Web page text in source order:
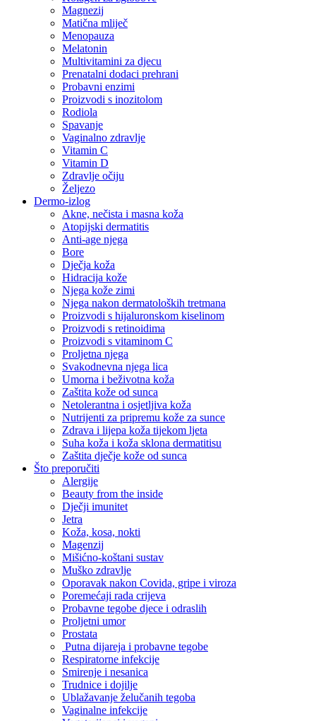
Magnezij
Matična mliječ
Menopauza
Melatonin
Multivitamini za djecu
Prenatalni dodaci prehrani
Probavni enzimi
Proizvodi s inozitolom
Rodiola
Spavanje
Vaginalno zdravlje
Vitamin C
Vitamin D
Zdravlje očiju
Željezo
Dermo-izlog
Akne, nečista i masna koža
Atopijski dermatitis
Anti-age njega
Bore
Dječja koža
Hidracija kože
Njega kože zimi
Njega nakon dermatoloških tretmana
Proizvodi s hijaluronskom kiselinom
Proizvodi s retinoidima
Proizvodi s vitaminom C
Proljetna njega
Svakodnevna njega lica
Umorna i beživotna koža
Zaštita kože od sunca
Netolerantna i osjetljiva koža
Nutrijenti za pripremu kože za sunce
Zdrava i lijepa koža tijekom ljeta
Suha koža i koža sklona dermatitisu
Zaštita dječje kože od sunca
Što preporučiti
Alergije
Beauty from the inside
Dječji imunitet
Jetra
Koža, kosa, nokti
Magenzij
Mišićno-koštani sustav
Muško zdravlje
Oporavak nakon Covida, gripe i viroza
Poremećaji rada crijeva
Probavne tegobe djece i odraslih
Proljetni umor
Prostata
Putna dijareja i probavne tegobe
Respiratorne infekcije
Smirenje i nesanica
Trudnice i dojilje
Ublažavanje želučanih tegoba
Vaginalne infekcije